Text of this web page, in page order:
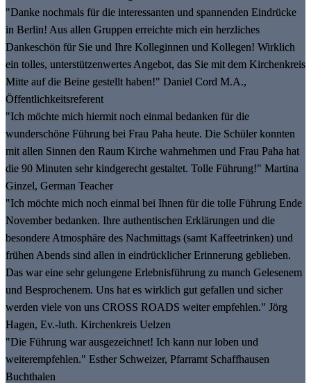
"Danke nochmals für die interessanten und spannenden Eindrücke
in Berlin! Aus allen Gruppen erreichte mich ein herzliches
Dankeschön für Sie und Ihre Kolleginnen und Kollegen! Wirklich
ein tolles, unterstützenwertes Angebot, das Sie mit dem Kirchenkreis
Mitte auf die Beine gestellt haben!" Daniel Cord M.A.,
Öffentlichkeitsreferent
"Ich möchte mich hiermit noch einmal bedanken für die
wunderschöne Führung bei Frau Paha heute. Die Schüler konnten
mit allen Sinnen den Raum Kirche wahrnehmen und Frau Paha hat
die 90 Minuten sehr kindgerecht gestaltet. Tolle Führung!" Martina
Ginzel, German Teacher
"Ich möchte mich noch einmal bei Ihnen für die tolle Führung Ende
November bedanken. Ihre authentischen Erklärungen und die
besondere Atmosphäre des Nachmittags (samt Kaffeetrinken) und
frühen Abends sind allen in eindrücklicher Erinnerung geblieben.
Das war eine sehr gelungene Erlebnisführung zu manch Gelesenem
und Besprochenem. Uns hat es wirklich gut gefallen und sicher
werden viele von uns CROSS ROADS weiter empfehlen." Jörg
Hagen, Ev.-luth. Kirchenkreis Uelzen
"Die Führung war ausgezeichnet! Ich kann nur loben und
weiterempfehlen." Esther Schweizer, Pfarramt Schaffhausen
Buchthalen